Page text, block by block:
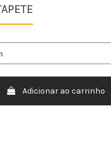
Adicionar ao carrinho